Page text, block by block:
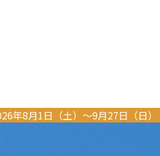
年8月1日（土）〜9月27日（日）